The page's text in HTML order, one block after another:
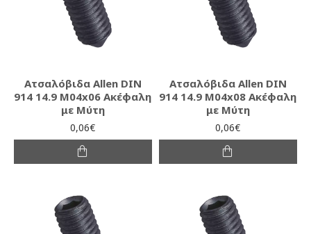
Ατσαλόβιδα Allen DIN
914 14.9 M04x06 Ακέφαλη
με Μύτη
0,06€
Ατσαλόβιδα Allen DIN
914 14.9 M04x08 Ακέφαλη
με Μύτη
0,06€